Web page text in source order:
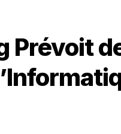
Prévoit